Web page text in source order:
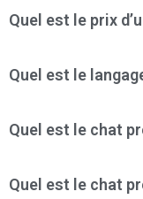
Quel est le prix
Quel est le
Quel est le chat
Quel est le chat